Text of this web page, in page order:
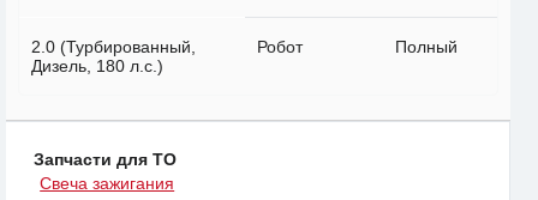
2.0 (Турбированный,
Дизель, 180 л.с.)
Робот Полный
Запчасти для ТО
Свеча зажигания